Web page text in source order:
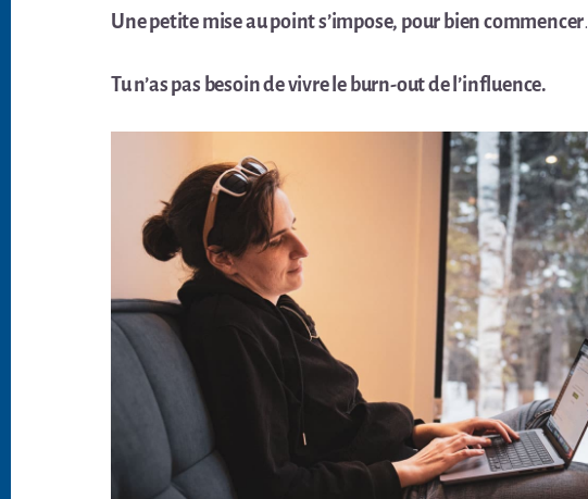
Une petite mise au point s’impose, pour bien commencer.
Tu n’as pas besoin de vivre le burn-out de l’influence.